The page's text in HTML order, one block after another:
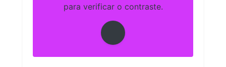
para verificar o contraste.